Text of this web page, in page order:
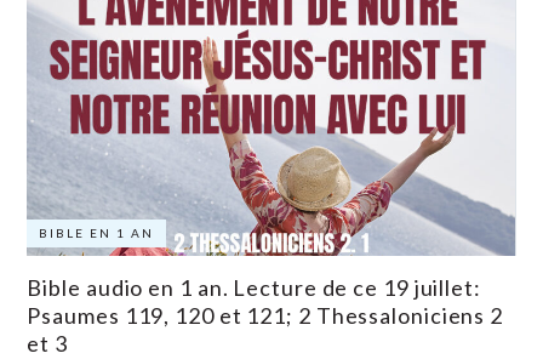
BIBLE EN 1 AN
Bible audio en 1 an. Lecture de ce 19 juillet:
Psaumes 119, 120 et 121; 2 Thessaloniciens 2
et 3